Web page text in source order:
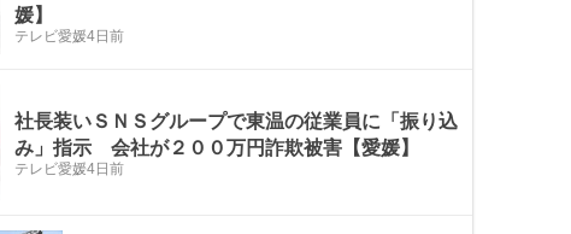
媛】
テレビ愛媛4日前
社長装いＳＮＳグループで東温の従業員に「振り込
み」指示 会社が２００万円詐欺被害【愛媛】
テレビ愛媛4日前